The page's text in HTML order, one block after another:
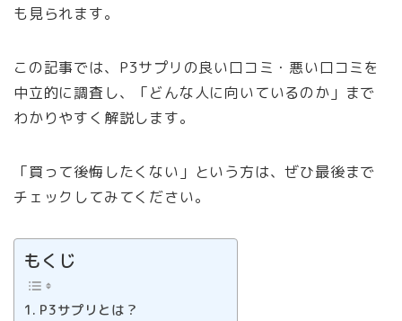
も見られます。
この記事では、P3サプリの良い口コミ・悪い口コミを
中立的に調査し、「どんな人に向いているのか」まで
わかりやすく解説します。
「買って後悔したくない」という方は、ぜひ最後まで
チェックしてみてください。
もくじ
P3サプリとは？